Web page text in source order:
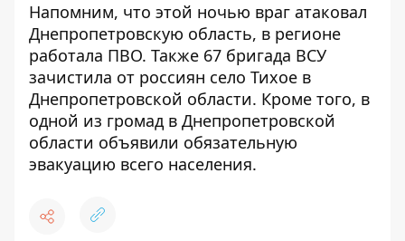
Напомним, что этой ночью враг атаковал
Днепропетровскую область, в регионе
работала ПВО. Также 67 бригада ВСУ
зачистила от россиян село Тихое в
Днепропетровской области. Кроме того, в
одной из громад в Днепропетровской
области объявили обязательную
эвакуацию всего населения.